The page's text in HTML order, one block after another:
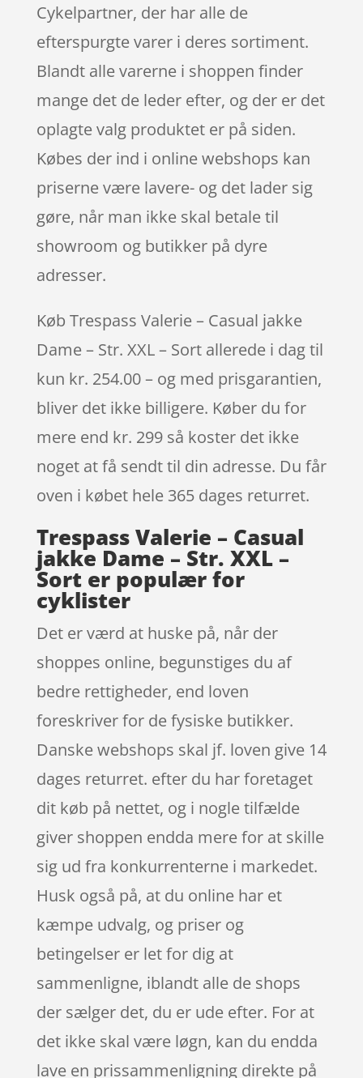
Cykelpartner, der har alle de
efterspurgte varer i deres sortiment.
Blandt alle varerne i shoppen finder
mange det de leder efter, og der er det
oplagte valg produktet er på siden.
Købes der ind i online webshops kan
priserne være lavere- og det lader sig
gøre, når man ikke skal betale til
showroom og butikker på dyre
adresser.
Køb Trespass Valerie – Casual jakke
Dame – Str. XXL – Sort allerede i dag til
kun kr. 254.00 – og med prisgarantien,
bliver det ikke billigere. Køber du for
mere end kr. 299 så koster det ikke
noget at få sendt til din adresse. Du får
oven i købet hele 365 dages returret.
Trespass Valerie – Casual
jakke Dame – Str. XXL –
Sort er populær for
cyklister
Det er værd at huske på, når der
shoppes online, begunstiges du af
bedre rettigheder, end loven
foreskriver for de fysiske butikker.
Danske webshops skal jf. loven give 14
dages returret. efter du har foretaget
dit køb på nettet, og i nogle tilfælde
giver shoppen endda mere for at skille
sig ud fra konkurrenterne i markedet.
Husk også på, at du online har et
kæmpe udvalg, og priser og
betingelser er let for dig at
sammenligne, iblandt alle de shops
der sælger det, du er ude efter. For at
det ikke skal være løgn, kan du endda
lave en prissammenligning direkte på